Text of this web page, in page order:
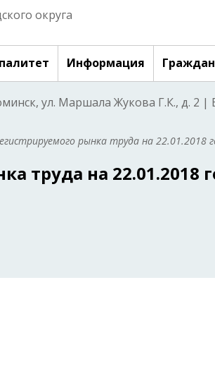
округа
Информация
ул. Маршала Жукова Г.К., д. 2 |
рынка труда на 22.01.2018
труда на 22.01.2018